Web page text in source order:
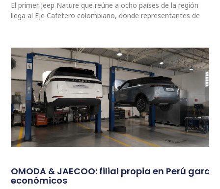
El primer Jeep Nature que reúne a ocho países de la región
llega al Eje Cafetero colombiano, donde representantes de
OMODA & JAECOO: filial propia en Perú
económicos